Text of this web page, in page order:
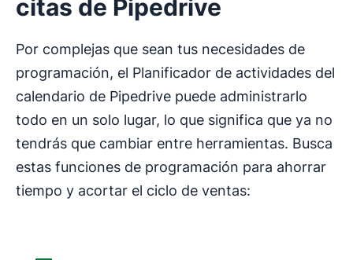
citas de Pipedrive
Por complejas que sean tus necesidades de
programación, el Planificador de actividades del
calendario de Pipedrive puede administrarlo
todo en un solo lugar, lo que significa que ya no
tendrás que cambiar entre herramientas. Busca
estas funciones de programación para ahorrar
tiempo y acortar el ciclo de ventas: